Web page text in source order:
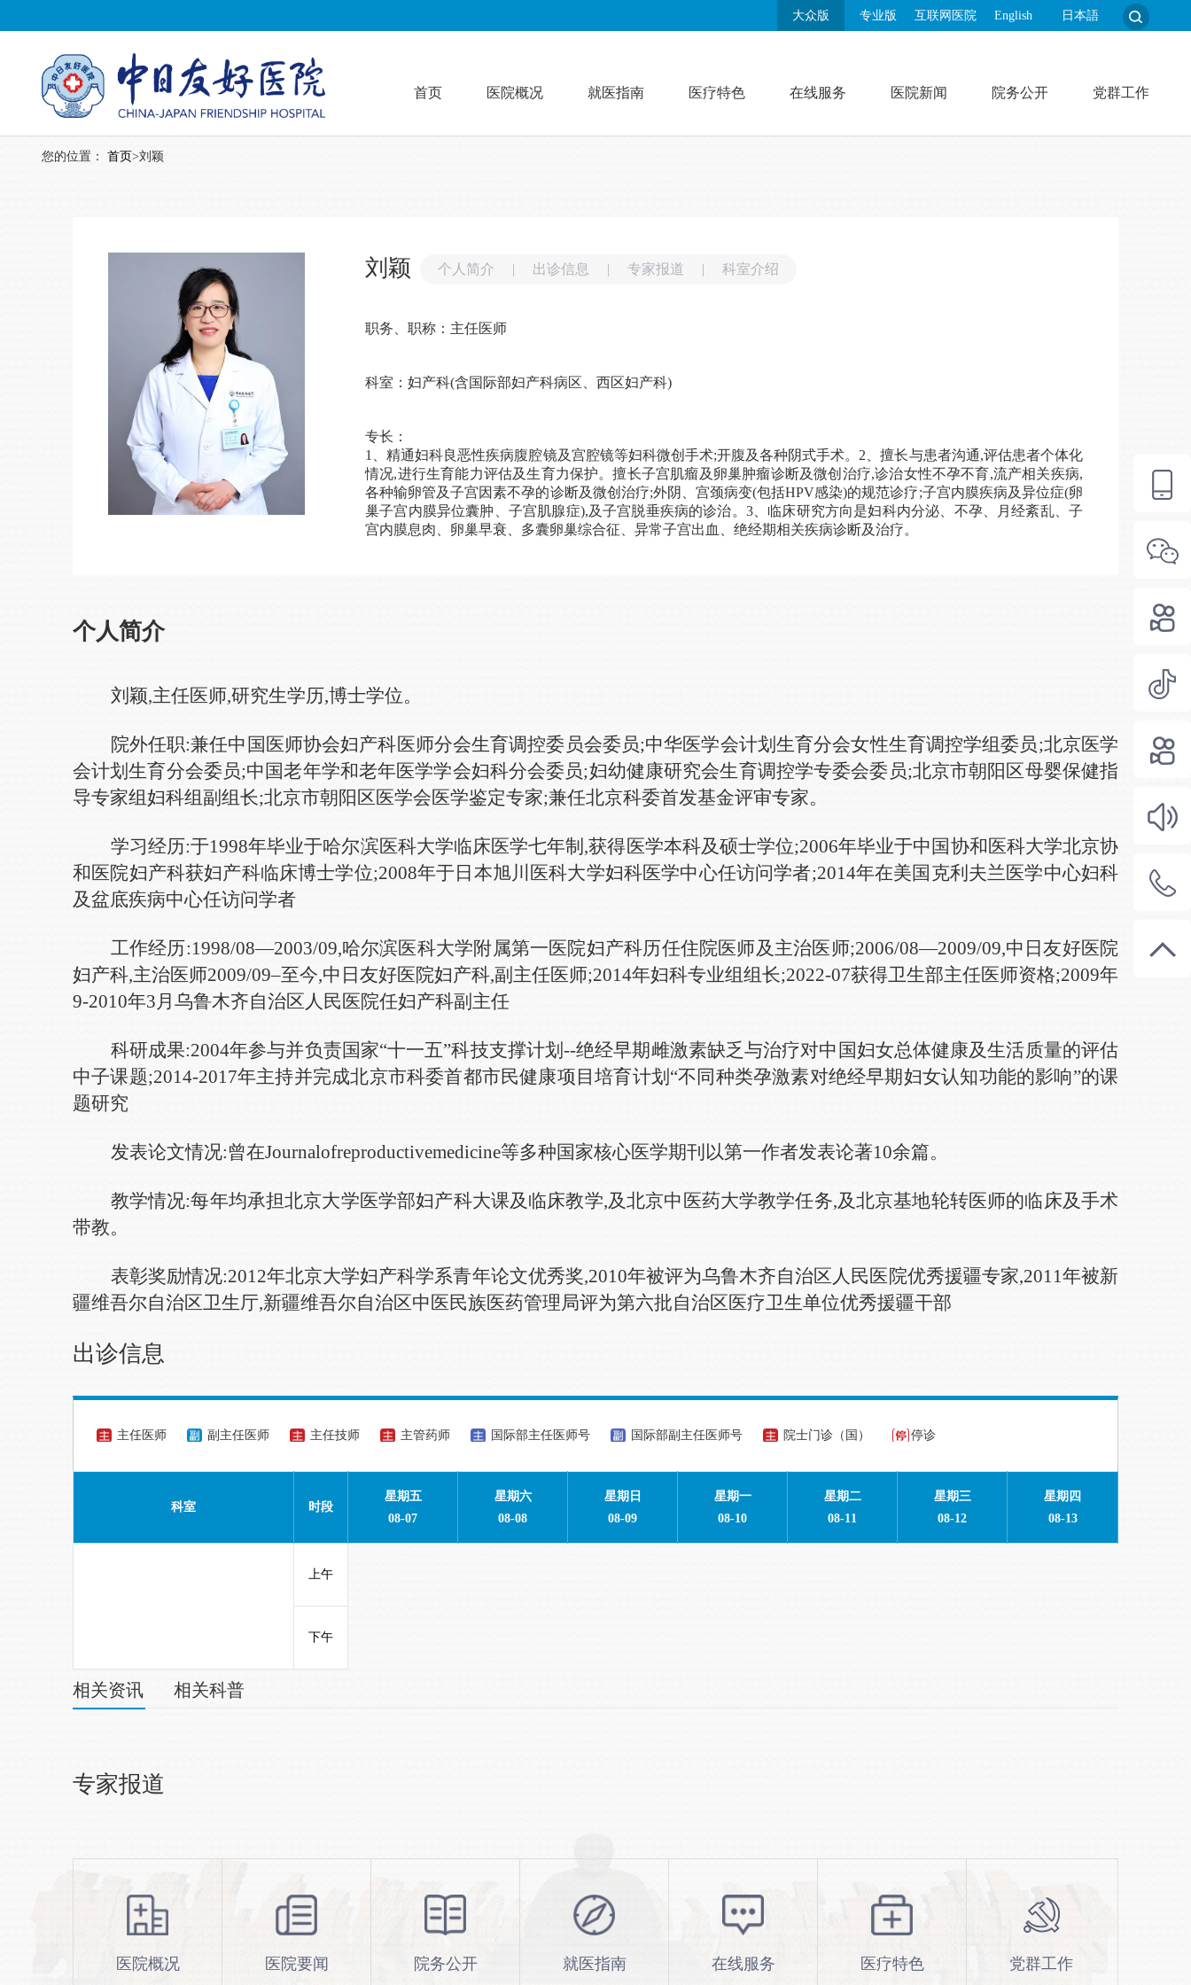
大众版 专业版 互联网医院 English 日本語
首页 医院概况 就医指南 医疗特色 在线服务 医院新闻 院务公开 党群工作
您的位置： 首页>刘颖
刘颖 个人简介 | 出诊信息 | 专家报道 | 科室介绍
职务、职称：主任医师
科室：妇产科(含国际部妇产科病区、西区妇产科)
专长：
1、精通妇科良恶性疾病腹腔镜及宫腔镜等妇科微创手术;开腹及各种阴式手术。2、擅长与患者沟通,评估患者个体化
情况,进行生育能力评估及生育力保护。擅长子宫肌瘤及卵巢肿瘤诊断及微创治疗,诊治女性不孕不育,流产相关疾病,
各种输卵管及子宫因素不孕的诊断及微创治疗;外阴、宫颈病变(包括HPV感染)的规范诊疗;子宫内膜疾病及异位症(卵
巢子宫内膜异位囊肿、子宫肌腺症),及子宫脱垂疾病的诊治。3、临床研究方向是妇科内分泌、不孕、月经紊乱、子
宫内膜息肉、卵巢早衰、多囊卵巢综合征、异常子宫出血、绝经期相关疾病诊断及治疗。
个人简介
刘颖,主任医师,研究生学历,博士学位。
院外任职:兼任中国医师协会妇产科医师分会生育调控委员会委员;中华医学会计划生育分会女性生育调控学组委员;北京医学
会计划生育分会委员;中国老年学和老年医学学会妇科分会委员;妇幼健康研究会生育调控学专委会委员;北京市朝阳区母婴保健指
导专家组妇科组副组长;北京市朝阳区医学会医学鉴定专家;兼任北京科委首发基金评审专家。
学习经历:于1998年毕业于哈尔滨医科大学临床医学七年制 ,获得医学本科及硕士学位;2006年毕业于中国协和医科大学北京协
和医院妇产科获妇产科临床博士学位;2008年于日本旭川 医科大学妇科医学中心任访问学者;2014年在美国克利夫兰医学中心妇科
及盆底疾病中心任访问学者
工作经历:1998/08—2003/09,哈尔滨医科大学附属第一医院妇产科历任住院医师及 主治医师;2006/08—2009/09,中日友好医院
妇产科,主治医师2009/09–至今,中日友好医院妇产科,副主任医师;2014年妇科专业组组长;2022-07获得卫生部主任医师资格;2009年
9-2010年3月乌鲁木齐自治区人民医院任妇产科副主任
科研成果:2004年参与并负责国家“十一五”科技支撑计划--绝经早期雌激素缺乏与治疗对中国妇女总体健康及生活质量的评估
中子课题;2014-2017年主持并完成北京市科委首都市民健康项目培育计划“不同种类孕激素对绝经早期妇女认知功能的影响”的课
题研究
发表论文情况:曾在Journalofreproductivemedicine等多种国家核心医学期刊以第一作者发表论著10余篇。
教学情况:每年均承担北京大学医学部妇产科大课及临床教学,及北京中医药大学教学任务,及北京基地轮转医师的临床及手术
带教。
表彰奖励情况:2012年北京大学妇产科学系青年论文优秀奖,2010年被评为乌鲁木齐自治区人民医院优秀援疆专家,2011年被新
疆维吾尔自治区卫生厅,新疆维吾尔自治区中医民族医药管理局评为第六批自治区医疗卫生单位优秀援疆干部
出诊信息
主任医师 副主任医师 主任技师 主管药师 国际部主任医师号 国际部副主任医师号 院士门诊（国） 停诊
科室 时段
星期五
08-07
星期六
08-08
星期日
08-09
星期一
08-10
星期二
08-11
星期三
08-12
星期四
08-13
上午
下午
相关资讯 相关科普
专家报道
医院概况 医院要闻 院务公开 就医指南 在线服务 医疗特色 党群工作